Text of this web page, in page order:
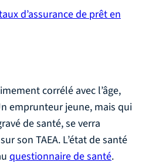
d’assurance de prêt en
corrélé avec l’âge,
emprunteur jeune, mais qui
de santé, se verra
son TAEA. L’état de santé
questionnaire de santé.